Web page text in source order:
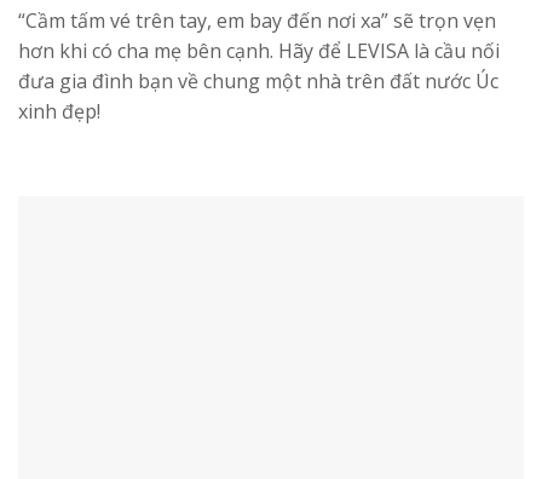
“Cầm tấm vé trên tay, em bay đến nơi xa” sẽ trọn vẹn
hơn khi có cha mẹ bên cạnh. Hãy để LEVISA là cầu nối
đưa gia đình bạn về chung một nhà trên đất nước Úc
xinh đẹp!